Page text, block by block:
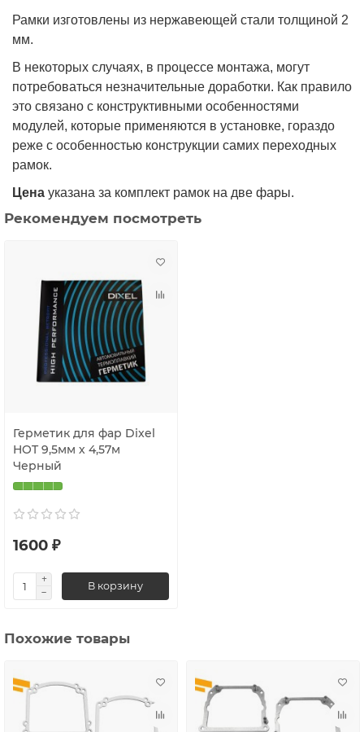
Рамки изготовлены из нержавеющей стали толщиной 2
мм.
В некоторых случаях, в процессе монтажа, могут
потребоваться незначительные доработки. Как правило
это связано с конструктивными особенностями
модулей, которые применяются в установке, гораздо
реже с особенностью конструкции самих переходных
рамок.
Цена указана за комплект рамок на две фары.
Рекомендуем посмотреть
Герметик для фар Dixel
HOT 9,5мм х 4,57м
Черный
1600 ₽
В корзину
Похожие товары